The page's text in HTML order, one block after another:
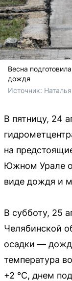
Весна
дождя
Источник:
В пятницу, 24
на
Южном Урале
виде дождя и
В субботу, 25
Челябинской
осадки —
температура
+2 °С, днем